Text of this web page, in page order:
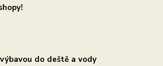
do deště a vody